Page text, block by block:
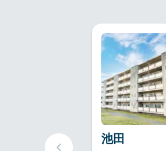
池田